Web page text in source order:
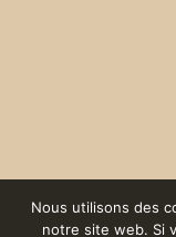
Nous utilisons des
notre site web. Si